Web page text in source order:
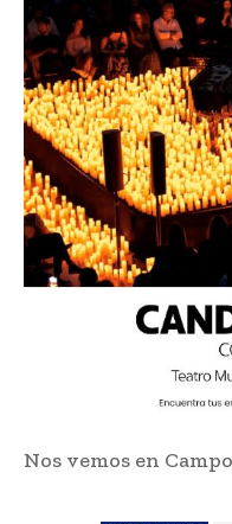
Nos vemos en